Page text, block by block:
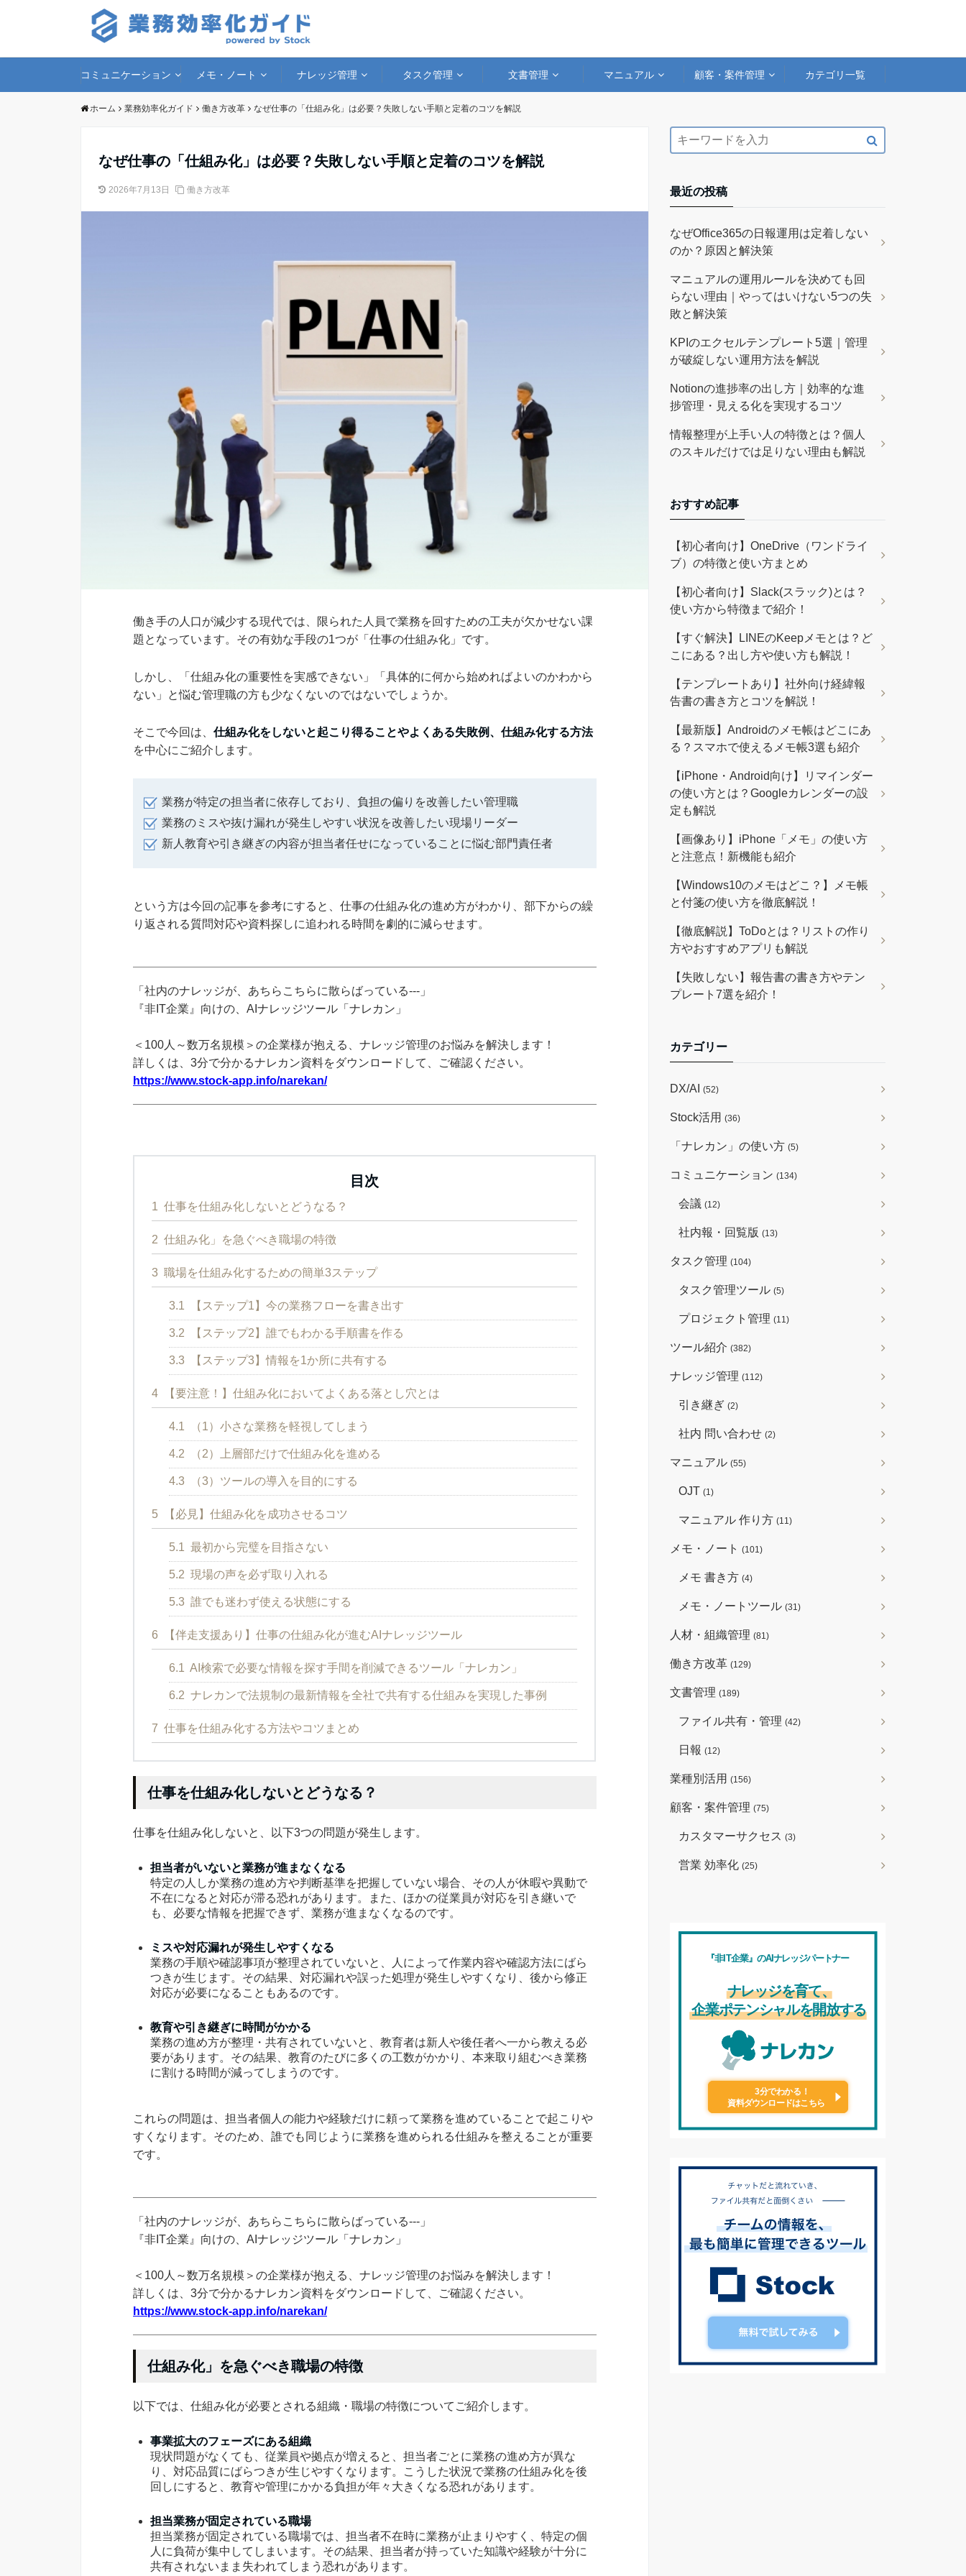
コミュニケーション メモ・ノート ナレッジ管理 タスク管理 文書管理 マニュアル 顧客・案件管理 カテゴリ一覧
ホーム 業務効率化ガイド 働き方改革 なぜ仕事の「仕組み化」は必要？失敗しない手順と定着のコツを解説
なぜ仕事の「仕組み化」は必要？失敗しない手順と定着のコツを解説
2026年7月13日 働き方改革
働き手の人口が減少する現代では、限られた人員で業務を回すための工夫が欠かせない課
題となっています。その有効な手段の1つが「仕事の仕組み化」です。
しかし、「仕組み化の重要性を実感できない」「具体的に何から始めればよいのかわから
ない」と悩む管理職の方も少なくないのではないでしょうか。
そこで今回は、 仕組み化をしないと起こり得ることやよくある失敗例、仕組み化する方法
を中心にご紹介します。
業務が特定の担当者に依存しており、負担の偏りを改善したい管理職
業務のミスや抜け漏れが発生しやすい状況を改善したい現場リーダー
新人教育や引き継ぎの内容が担当者任せになっていることに悩む部門責任者
という方は今回の記事を参考にすると、仕事の仕組み化の進め方がわかり、部下からの繰
り返される質問対応や資料探しに追われる時間を劇的に減らせます。
「社内のナレッジが、あちらこちらに散らばっている---」
『非IT企業』向けの、AIナレッジツール「ナレカン」
＜100人～数万名規模＞の企業様が抱える、ナレッジ管理のお悩みを解決します！
詳しくは、3分で分かるナレカン資料をダウンロードして、ご確認ください。
https://www.stock-app.info/narekan/
目次
1 仕事を仕組み化しないとどうなる？
2 仕組み化」を急ぐべき職場の特徴
3 職場を仕組み化するための簡単3ステップ
3.1 【ステップ1】今の業務フローを書き出す
3.2 【ステップ2】誰でもわかる手順書を作る
3.3 【ステップ3】情報を1か所に共有する
4 【要注意！】仕組み化においてよくある落とし穴とは
4.1 （1）小さな業務を軽視してしまう
4.2 （2）上層部だけで仕組み化を進める
4.3 （3）ツールの導入を目的にする
5 【必見】仕組み化を成功させるコツ
5.1 最初から完璧を目指さない
5.2 現場の声を必ず取り入れる
5.3 誰でも迷わず使える状態にする
6 【伴走支援あり】仕事の仕組み化が進むAIナレッジツール
6.1 AI検索で必要な情報を探す手間を削減できるツール「ナレカン」
6.2 ナレカンで法規制の最新情報を全社で共有する仕組みを実現した事例
7 仕事を仕組み化する方法やコツまとめ
仕事を仕組み化しないとどうなる？
仕事を仕組み化しないと、以下3つの問題が発生します。
担当者がいないと業務が進まなくなる
特定の人しか業務の進め方や判断基準を把握していない場合、その人が休暇や異動で
不在になると対応が滞る恐れがあります。また、ほかの従業員が対応を引き継いで
も、必要な情報を把握できず、業務が進まなくなるのです。
ミスや対応漏れが発生しやすくなる
業務の手順や確認事項が整理されていないと、人によって作業内容や確認方法にばら
つきが生じます。その結果、対応漏れや誤った処理が発生しやすくなり、後から修正
対応が必要になることもあるのです。
教育や引き継ぎに時間がかかる
業務の進め方が整理・共有されていないと、教育者は新人や後任者へ一から教える必
要があります。その結果、教育のたびに多くの工数がかかり、本来取り組むべき業務
に割ける時間が減ってしまうのです。
これらの問題は、担当者個人の能力や経験だけに頼って業務を進めていることで起こりや
すくなります。そのため、誰でも同じように業務を進められる仕組みを整えることが重要
です。
「社内のナレッジが、あちらこちらに散らばっている---」
『非IT企業』向けの、AIナレッジツール「ナレカン」
＜100人～数万名規模＞の企業様が抱える、ナレッジ管理のお悩みを解決します！
詳しくは、3分で分かるナレカン資料をダウンロードして、ご確認ください。
https://www.stock-app.info/narekan/
仕組み化」を急ぐべき職場の特徴
以下では、仕組み化が必要とされる組織・職場の特徴についてご紹介します。
事業拡大のフェーズにある組織
現状問題がなくても、従業員や拠点が増えると、担当者ごとに業務の進め方が異な
り、対応品質にばらつきが生じやすくなります。こうした状況で業務の仕組み化を後
回しにすると、教育や管理にかかる負担が年々大きくなる恐れがあります。
担当業務が固定されている職場
担当業務が固定されている職場では、担当者不在時に業務が止まりやすく、特定の個
人に負荷が集中してしまいます。その結果、担当者が持っていた知識や経験が十分に
共有されないまま失われてしまう恐れがあります。
最近の投稿
なぜOffice365の日報運用は定着しない
のか？原因と解決策
マニュアルの運用ルールを決めても回
らない理由｜やってはいけない5つの失
敗と解決策
KPIのエクセルテンプレート5選｜管理
が破綻しない運用方法を解説
Notionの進捗率の出し方｜効率的な進
捗管理・見える化を実現するコツ
情報整理が上手い人の特徴とは？個人
のスキルだけでは足りない理由も解説
おすすめ記事
【初心者向け】OneDrive（ワンドライ
ブ）の特徴と使い方まとめ
【初心者向け】Slack(スラック)とは？
使い方から特徴まで紹介！
【すぐ解決】LINEのKeepメモとは？ど
こにある？出し方や使い方も解説！
【テンプレートあり】社外向け経緯報
告書の書き方とコツを解説！
【最新版】Androidのメモ帳はどこにあ
る？スマホで使えるメモ帳3選も紹介
【iPhone・Android向け】リマインダー
の使い方とは？Googleカレンダーの設
定も解説
【画像あり】iPhone「メモ」の使い方
と注意点！新機能も紹介
【Windows10のメモはどこ？】メモ帳
と付箋の使い方を徹底解説！
【徹底解説】ToDoとは？リストの作り
方やおすすめアプリも解説
【失敗しない】報告書の書き方やテン
プレート7選を紹介！
カテゴリー
DX/AI (52)
Stock活用 (36)
「ナレカン」の使い方 (5)
コミュニケーション (134)
会議 (12)
社内報・回覧版 (13)
タスク管理 (104)
タスク管理ツール (5)
プロジェクト管理 (11)
ツール紹介 (382)
ナレッジ管理 (112)
引き継ぎ (2)
社内 問い合わせ (2)
マニュアル (55)
OJT (1)
マニュアル 作り方 (11)
メモ・ノート (101)
メモ 書き方 (4)
メモ・ノートツール (31)
人材・組織管理 (81)
働き方改革 (129)
文書管理 (189)
ファイル共有・管理 (42)
日報 (12)
業種別活用 (156)
顧客・案件管理 (75)
カスタマーサクセス (3)
営業 効率化 (25)